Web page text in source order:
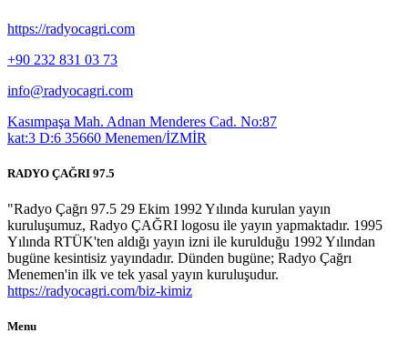
https://radyocagri.com
+90 232 831 03 73
info@radyocagri.com
Kasımpaşa Mah. Adnan Menderes Cad. No:87
kat:3 D:6 35660 Menemen/İZMİR
RADYO ÇAĞRI 97.5
"Radyo Çağrı 97.5 29 Ekim 1992 Yılında kurulan yayın
kuruluşumuz, Radyo ÇAĞRI logosu ile yayın yapmaktadır. 1995
Yılında RTÜK'ten aldığı yayın izni ile kurulduğu 1992 Yılından
bugüne kesintisiz yayındadır. Dünden bugüne; Radyo Çağrı
Menemen'in ilk ve tek yasal yayın kuruluşudur.
https://radyocagri.com/biz-kimiz
Menu